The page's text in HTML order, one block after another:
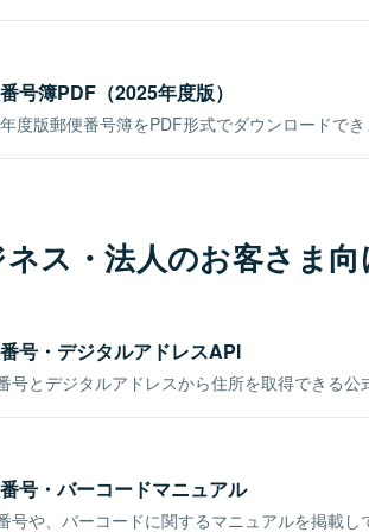
号簿PDF（2025年度版）
度版郵便番号簿をPDF形式でダウンロードで
ネス・法人のお客さま
号・デジタルアドレスAPI
号とデジタルアドレスから住所を取得できる公
号・バーコードマニュアル
号や、バーコードに関するマニュアルを掲載し